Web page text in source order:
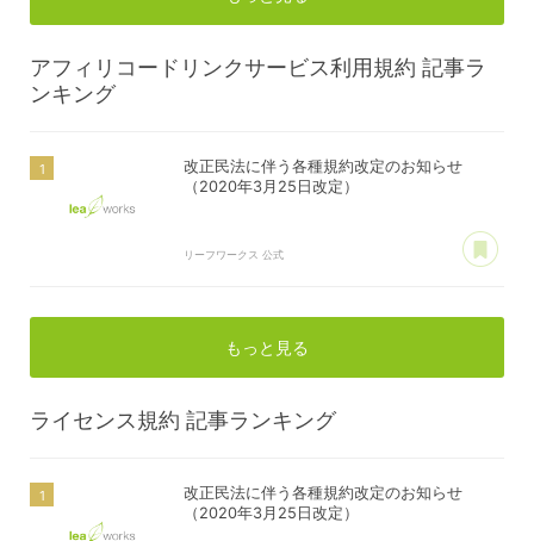
アフィリコードリンクサービス利用規約 記事ラ
ンキング
改正民法に伴う各種規約改定のお知らせ
（2020年3月25日改定）
リーフワークス 公式
もっと見る
ライセンス規約 記事ランキング
改正民法に伴う各種規約改定のお知らせ
（2020年3月25日改定）